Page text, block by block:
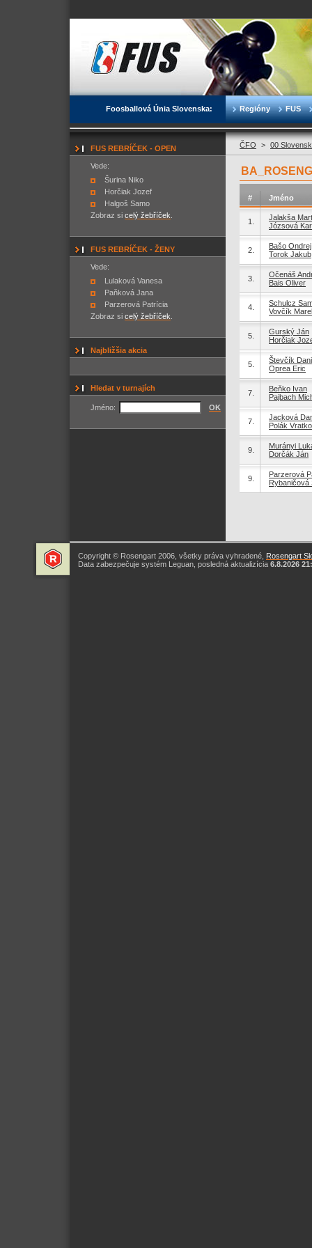
Foosballová Únia Slovenska: Regióny FUS
FUS REBRÍČEK - OPEN
Vede:
Šurina Niko
Horčiak Jozef
Halgoš Samo
Zobraz si celý žebříček
FUS REBRÍČEK - ŽENY
Vede:
Lulaková Vanesa
Paňková Jana
Parzerová Patrícia
Zobraz si celý žebříček
Najbližšia akcia
Hledat v turnajích
Jméno: OK
ČFO > 00
# Jméno
1.
Jalakša
Józsová
2.
Bašo Ondrej
Torok Jakub
3.
Očenáš
Bais Oliver
4.
Schulcz
Vovčík
5.
Gurský Ján
Horčiak
5.
Števčík
Oprea Eric
7.
Beňko Ivan
Pajbach
7.
Jacková
Polák Vratko
9.
Murányi
Dorčák Ján
9.
Parzerová
Rybaničová
Copyright © Rosengart 2006, všetky práva vyhradené, Rosengart
Data zabezpečuje systém Leguan, posledná aktualizícia 6.8.2026